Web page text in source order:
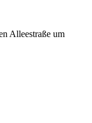
Alleestraße um